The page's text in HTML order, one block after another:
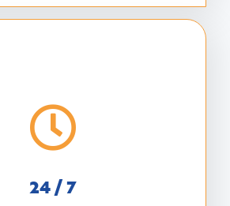
24 / 7
24 / 7
van Business Square. Altijd
midden in de nacht, Business